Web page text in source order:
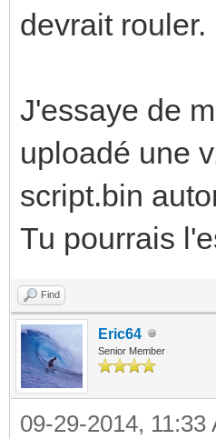
devrait rouler.
J'essaye de
uploadé une
script.bin
Tu pourrais
Find
Eric64
Senior Member
09-29-2014, 11:33